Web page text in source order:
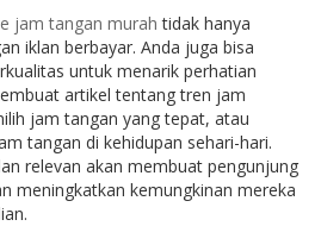
jam tangan murah tidak hanya
iklan berbayar. Anda juga bisa
untuk menarik perhatian
artikel tentang tren jam
jam tangan yang tepat, atau
tangan di kehidupan sehari-hari.
relevan akan membuat pengunjung
meningkatkan kemungkinan mereka